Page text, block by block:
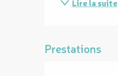
Lire la suite
Prestations